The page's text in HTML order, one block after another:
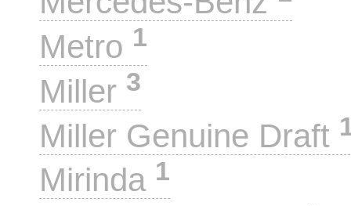
Metro 1
Miller 3
Miller Genuine Draft
Mirinda 1